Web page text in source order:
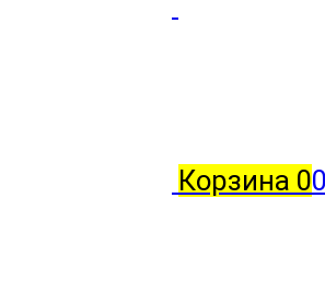
Корзина 0